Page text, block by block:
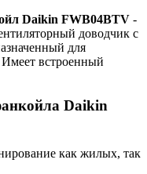
Daikin FWB04BTV -
доводчик с
для
Имеет встроенный
Daikin
как жилых, так